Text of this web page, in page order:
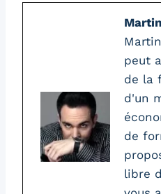
peut
de la
d'un
de
libre